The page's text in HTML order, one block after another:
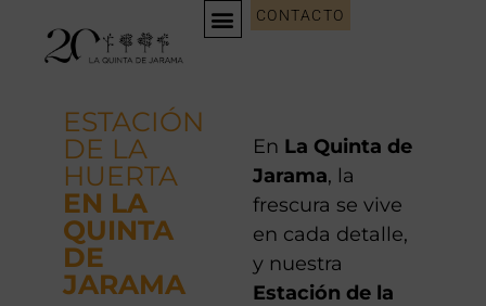
CONTACTO
ESTACIÓN
DE LA
HUERTA
EN LA
QUINTA
DE
JARAMA
En La Quinta de
Jarama, la
frescura se vive
en cada detalle,
y nuestra
Estación de la